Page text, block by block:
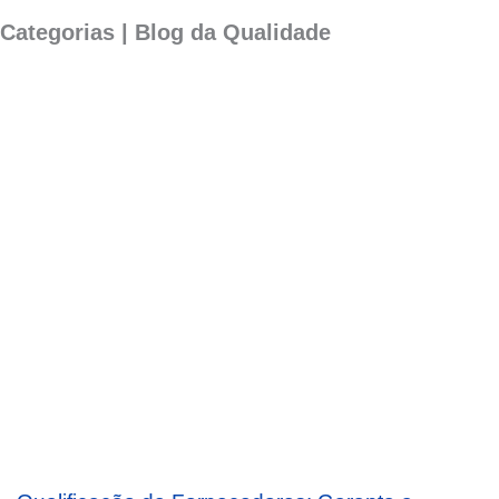
Categorias | Blog da Qualidade